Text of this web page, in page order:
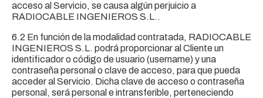
acceso al Servicio, se causa algún perjuicio a
RADIOCABLE INGENIEROS S.L..
6.2 En función de la modalidad contratada, RADIOCABLE
INGENIEROS S.L. podrá proporcionar al Cliente un
identificador o código de usuario (username) y una
contraseña personal o clave de acceso, para que pueda
acceder al Servicio. Dicha clave de acceso o contraseña
personal, será personal e intransferible, perteneciendo